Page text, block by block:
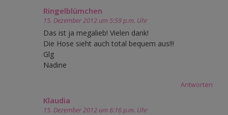
Ringelblümchen
15. Dezember 2012 um 5:59 p.m. Uhr
Das ist ja megalieb! Vielen dank!
Die Hose sieht auch total bequem aus!!!
Glg
Nadine
Antworten
Klaudia
15. Dezember 2012 um 6:16 p.m. Uhr